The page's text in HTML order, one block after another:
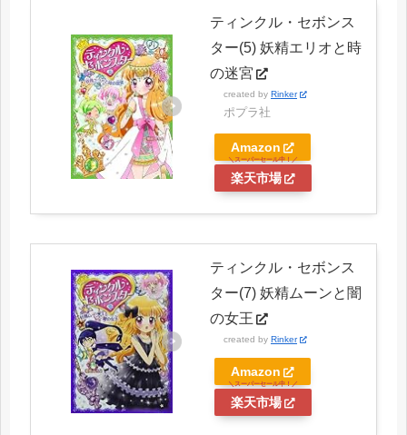
ティンクル・セボンス
ター(5) 妖精エリオと時
の迷宮
created by Rinker
ポプラ社
Amazon
楽天市場
ティンクル・セボンス
ター(7) 妖精ムーンと闇
の女王
created by Rinker
Amazon
楽天市場